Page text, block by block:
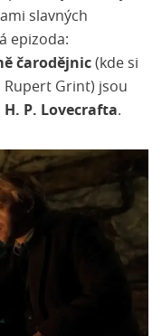
slavných
epizoda:
čarodějnic (kde si
Rupert Grint) jsou
H. P. Lovecrafta.